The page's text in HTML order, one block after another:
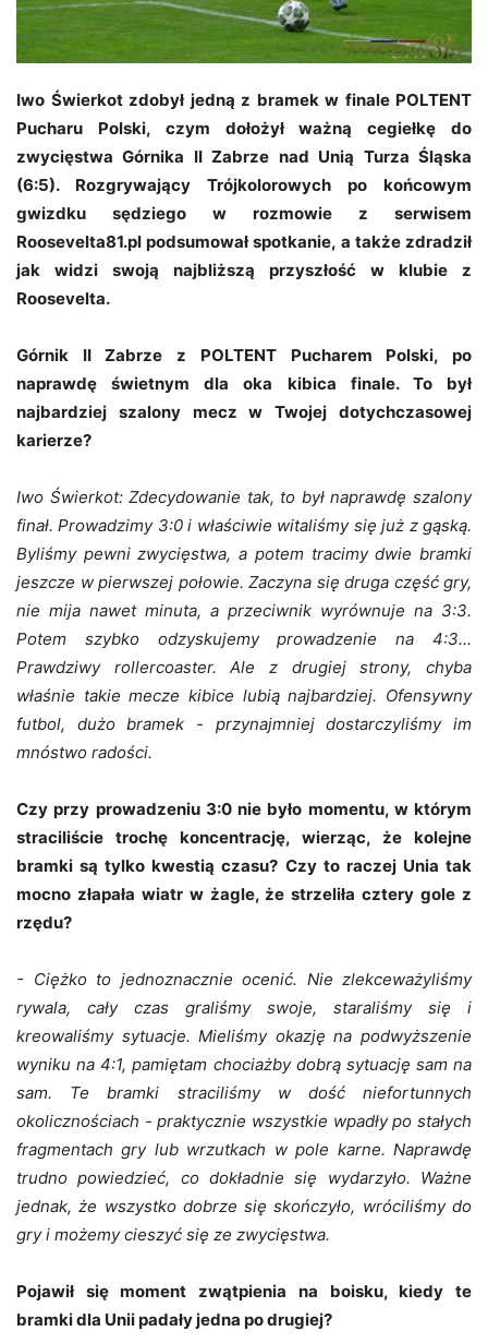
Iwo Świerkot zdobył jedną z bramek w finale POLTENT
Pucharu Polski, czym dołożył ważną cegiełkę do
zwycięstwa Górnika II Zabrze nad Unią Turza Śląska
(6:5). Rozgrywający Trójkolorowych po końcowym
gwizdku sędziego w rozmowie z serwisem
Roosevelta81.pl podsumował spotkanie, a także zdradził
jak widzi swoją najbliższą przyszłość w klubie z
Roosevelta.
Górnik II Zabrze z POLTENT Pucharem Polski, po
naprawdę świetnym dla oka kibica finale. To był
najbardziej szalony mecz w Twojej dotychczasowej
karierze?
Iwo Świerkot: Zdecydowanie tak, to był naprawdę szalony
finał. Prowadzimy 3:0 i właściwie witaliśmy się już z gąską.
Byliśmy pewni zwycięstwa, a potem tracimy dwie bramki
jeszcze w pierwszej połowie. Zaczyna się druga część gry,
nie mija nawet minuta, a przeciwnik wyrównuje na 3:3.
Potem szybko odzyskujemy prowadzenie na 4:3...
Prawdziwy rollercoaster. Ale z drugiej strony, chyba
właśnie takie mecze kibice lubią najbardziej. Ofensywny
futbol, dużo bramek - przynajmniej dostarczyliśmy im
mnóstwo radości.
Czy przy prowadzeniu 3:0 nie było momentu, w którym
straciliście trochę koncentrację, wierząc, że kolejne
bramki są tylko kwestią czasu? Czy to raczej Unia tak
mocno złapała wiatr w żagle, że strzeliła cztery gole z
rzędu?
- Ciężko to jednoznacznie ocenić. Nie zlekceważyliśmy
rywala, cały czas graliśmy swoje, staraliśmy się i
kreowaliśmy sytuacje. Mieliśmy okazję na podwyższenie
wyniku na 4:1, pamiętam chociażby dobrą sytuację sam na
sam. Te bramki straciliśmy w dość niefortunnych
okolicznościach - praktycznie wszystkie wpadły po stałych
fragmentach gry lub wrzutkach w pole karne. Naprawdę
trudno powiedzieć, co dokładnie się wydarzyło. Ważne
jednak, że wszystko dobrze się skończyło, wróciliśmy do
gry i możemy cieszyć się ze zwycięstwa.
Pojawił się moment zwątpienia na boisku, kiedy te
bramki dla Unii padały jedna po drugiej?